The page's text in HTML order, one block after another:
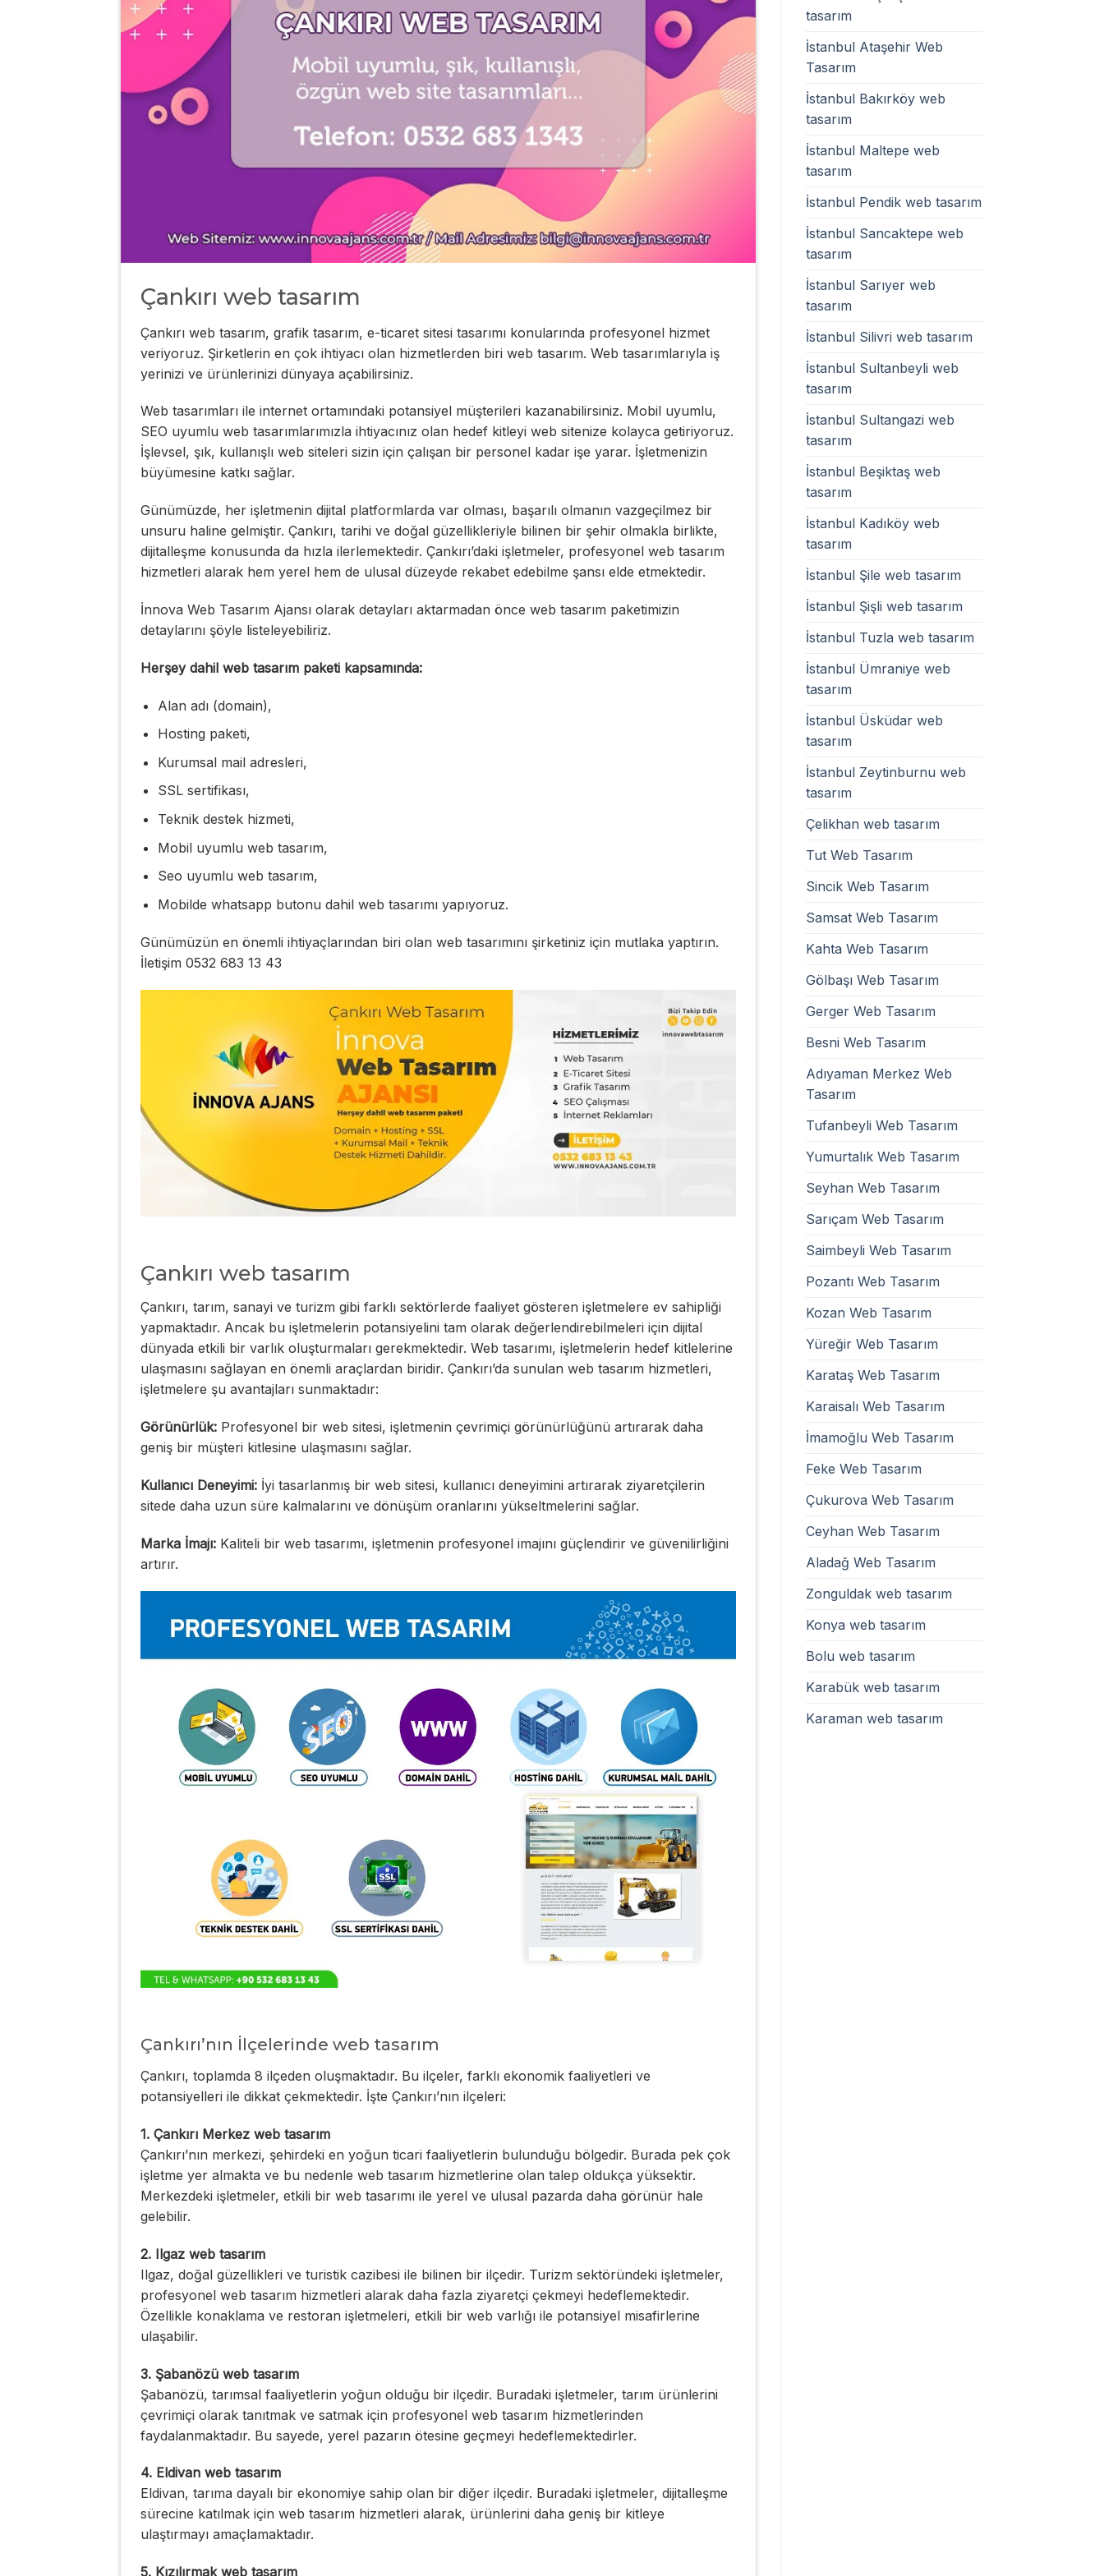
Çankırı web tasarım
Çankırı web tasarım, grafik tasarım, e-ticaret sitesi tasarımı konularında profesyonel hizmet
veriyoruz. Şirketlerin en çok ihtiyacı olan hizmetlerden biri web tasarım. Web tasarımlarıyla iş
yerinizi ve ürünlerinizi dünyaya açabilirsiniz.
Web tasarımları ile internet ortamındaki potansiyel müşterileri kazanabilirsiniz. Mobil uyumlu,
SEO uyumlu web tasarımlarımızla ihtiyacınız olan hedef kitleyi web sitenize kolayca getiriyoruz.
İşlevsel, şık, kullanışlı web siteleri sizin için çalışan bir personel kadar işe yarar. İşletmenizin
büyümesine katkı sağlar.
Günümüzde, her işletmenin dijital platformlarda var olması, başarılı olmanın vazgeçilmez bir
unsuru haline gelmiştir. Çankırı, tarihi ve doğal güzellikleriyle bilinen bir şehir olmakla birlikte,
dijitalleşme konusunda da hızla ilerlemektedir. Çankırı’daki işletmeler, profesyonel web tasarım
hizmetleri alarak hem yerel hem de ulusal düzeyde rekabet edebilme şansı elde etmektedir.
İnnova Web Tasarım Ajansı olarak detayları aktarmadan önce web tasarım paketimizin
detaylarını şöyle listeleyebiliriz.
Herşey dahil web tasarım paketi kapsamında:
Alan adı (domain),
Hosting paketi,
Kurumsal mail adresleri,
SSL sertifikası,
Teknik destek hizmeti,
Mobil uyumlu web tasarım,
Seo uyumlu web tasarım,
Mobilde whatsapp butonu dahil web tasarımı yapıyoruz.
Günümüzün en önemli ihtiyaçlarından biri olan web tasarımını şirketiniz için mutlaka yaptırın.
İletişim 0532 683 13 43
Çankırı web tasarım
Çankırı, tarım, sanayi ve turizm gibi farklı sektörlerde faaliyet gösteren işletmelere ev sahipliği
yapmaktadır. Ancak bu işletmelerin potansiyelini tam olarak değerlendirebilmeleri için dijital
dünyada etkili bir varlık oluşturmaları gerekmektedir. Web tasarımı, işletmelerin hedef kitlelerine
ulaşmasını sağlayan en önemli araçlardan biridir. Çankırı’da sunulan web tasarım hizmetleri,
işletmelere şu avantajları sunmaktadır:
Görünürlük: Profesyonel bir web sitesi, işletmenin çevrimiçi görünürlüğünü artırarak daha
geniş bir müşteri kitlesine ulaşmasını sağlar.
Kullanıcı Deneyimi: İyi tasarlanmış bir web sitesi, kullanıcı deneyimini artırarak ziyaretçilerin
sitede daha uzun süre kalmalarını ve dönüşüm oranlarını yükseltmelerini sağlar.
Marka İmajı: Kaliteli bir web tasarımı, işletmenin profesyonel imajını güçlendirir ve güvenilirliğini
artırır.
Çankırı’nın İlçelerinde web tasarım
Çankırı, toplamda 8 ilçeden oluşmaktadır. Bu ilçeler, farklı ekonomik faaliyetleri ve
potansiyelleri ile dikkat çekmektedir. İşte Çankırı’nın ilçeleri:
1. Çankırı Merkez web tasarım
Çankırı’nın merkezi, şehirdeki en yoğun ticari faaliyetlerin bulunduğu bölgedir. Burada pek çok
işletme yer almakta ve bu nedenle web tasarım hizmetlerine olan talep oldukça yüksektir.
Merkezdeki işletmeler, etkili bir web tasarımı ile yerel ve ulusal pazarda daha görünür hale
gelebilir.
2. Ilgaz web tasarım
Ilgaz, doğal güzellikleri ve turistik cazibesi ile bilinen bir ilçedir. Turizm sektöründeki işletmeler,
profesyonel web tasarım hizmetleri alarak daha fazla ziyaretçi çekmeyi hedeflemektedir.
Özellikle konaklama ve restoran işletmeleri, etkili bir web varlığı ile potansiyel misafirlerine
ulaşabilir.
3. Şabanözü web tasarım
Şabanözü, tarımsal faaliyetlerin yoğun olduğu bir ilçedir. Buradaki işletmeler, tarım ürünlerini
çevrimiçi olarak tanıtmak ve satmak için profesyonel web tasarım hizmetlerinden
faydalanmaktadır. Bu sayede, yerel pazarın ötesine geçmeyi hedeflemektedirler.
4. Eldivan web tasarım
Eldivan, tarıma dayalı bir ekonomiye sahip olan bir diğer ilçedir. Buradaki işletmeler, dijitalleşme
sürecine katılmak için web tasarım hizmetleri alarak, ürünlerini daha geniş bir kitleye
ulaştırmayı amaçlamaktadır.
5. Kızılırmak web tasarım
tasarım
İstanbul Ataşehir Web
Tasarım
İstanbul Bakırköy web
tasarım
İstanbul Maltepe web
tasarım
İstanbul Pendik web tasarım
İstanbul Sancaktepe web
tasarım
İstanbul Sarıyer web
tasarım
İstanbul Silivri web tasarım
İstanbul Sultanbeyli web
tasarım
İstanbul Sultangazi web
tasarım
İstanbul Beşiktaş web
tasarım
İstanbul Kadıköy web
tasarım
İstanbul Şile web tasarım
İstanbul Şişli web tasarım
İstanbul Tuzla web tasarım
İstanbul Ümraniye web
tasarım
İstanbul Üsküdar web
tasarım
İstanbul Zeytinburnu web
tasarım
Çelikhan web tasarım
Tut Web Tasarım
Sincik Web Tasarım
Samsat Web Tasarım
Kahta Web Tasarım
Gölbaşı Web Tasarım
Gerger Web Tasarım
Besni Web Tasarım
Adıyaman Merkez Web
Tasarım
Tufanbeyli Web Tasarım
Yumurtalık Web Tasarım
Seyhan Web Tasarım
Sarıçam Web Tasarım
Saimbeyli Web Tasarım
Pozantı Web Tasarım
Kozan Web Tasarım
Yüreğir Web Tasarım
Karataş Web Tasarım
Karaisalı Web Tasarım
İmamoğlu Web Tasarım
Feke Web Tasarım
Çukurova Web Tasarım
Ceyhan Web Tasarım
Aladağ Web Tasarım
Zonguldak web tasarım
Konya web tasarım
Bolu web tasarım
Karabük web tasarım
Karaman web tasarım